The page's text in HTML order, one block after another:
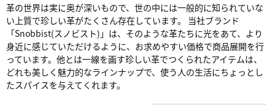
革の世界は実に奥が深いもので、世の中には一般的に知られていな
い上質で珍しい革がたくさん存在しています。 当社ブランド
「Snobbist(スノビスト)」は、そのような革たちに光をあて、より
身近に感じていただけるように、お求めやすい価格で商品展開を行
っています。他とは一線を画す珍しい革でつくられたアイテムは、
どれも美しく魅力的なラインナップで、使う人の生活にちょっとし
たスパイスを与えてくれます。